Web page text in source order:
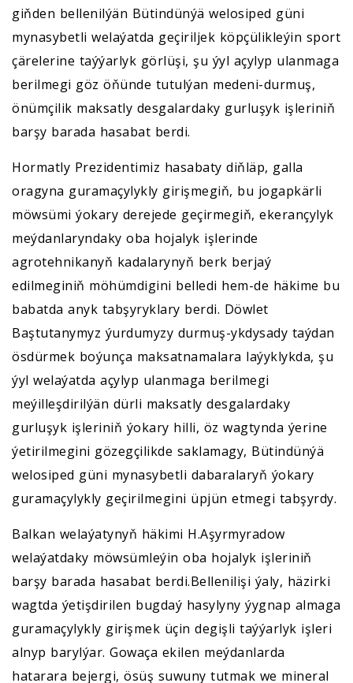
giňden bellenilýän Bütindünýä welosiped güni
mynasybetli welaýatda geçiriljek köpçülikleýin sport
çärelerine taýýarlyk görlüşi, şu ýyl açylyp ulanmaga
berilmegi göz öňünde tutulýan medeni-durmuş,
önümçilik maksatly desgalardaky gurluşyk işleriniň
barşy barada hasabat berdi.
Hormatly Prezidentimiz hasabaty diňläp, galla
oragyna guramaçylykly girişmegiň, bu jogapkärli
möwsümi ýokary derejede geçirmegiň, ekerançylyk
meýdanlaryndaky oba hojalyk işlerinde
agrotehnikanyň kadalarynyň berk berjaý
edilmeginiň möhümdigini belledi hem-de häkime bu
babatda anyk tabşyryklary berdi. Döwlet
Baştutanymyz ýurdumyzy durmuş-ykdysady taýdan
ösdürmek boýunça maksatnamalara laýyklykda, şu
ýyl welaýatda açylyp ulanmaga berilmegi
meýilleşdirilýän dürli maksatly desgalardaky
gurluşyk işleriniň ýokary hilli, öz wagtynda ýerine
ýetirilmegini gözegçilikde saklamagy, Bütindünýä
welosiped güni mynasybetli dabaralaryň ýokary
guramaçylykly geçirilmegini üpjün etmegi tabşyrdy.
Balkan welaýatynyň häkimi H.Aşyrmyradow
welaýatdaky möwsümleýin oba hojalyk işleriniň
barşy barada hasabat berdi.Bellenilişi ýaly, häzirki
wagtda ýetişdirilen bugdaý hasylyny ýygnap almaga
guramaçylykly girişmek üçin degişli taýýarlyk işleri
alnyp barylýar. Gowaça ekilen meýdanlarda
hatarara bejergi, ösüş suwuny tutmak we mineral